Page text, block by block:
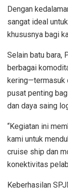
Dengan
sangat ideal
khususnya bagi
Selain batu bara,
berbagai
kering—termasuk
pusat penting
dan daya saing
“Kegiatan ini
kami untuk
cruise ship dan
konektivitas
Keberhasilan